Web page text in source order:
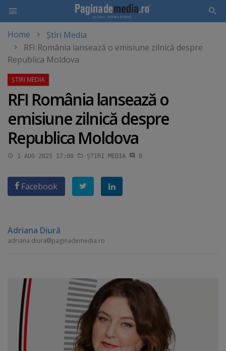
main
content
Home
Știri Media
RFI România lansează o emisiune zilnică despre
Republica Moldova
RFI România lansează o
emisiune zilnică despre
Republica Moldova
1 AUG 2025 17:08 ȘTIRI MEDIA 0
Facebook
Adriana Diură
adriana.diura paginademedia.ro